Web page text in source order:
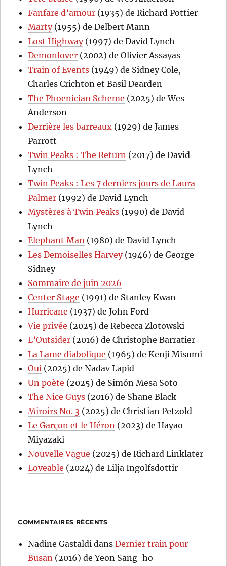
Fanfare d’amour (1935) de Richard Pottier
Marty(1955) de Delbert Mann
Lost Highway(1997) de David Lynch
Demonlover (2002) de Olivier Assayas
Train of Events (1949) de Sidney Cole,
Charles Crichton et Basil Dearden
The Phoenician Scheme (2025) de Wes
Anderson
Derrière les barreaux (1929) de James
Parrott
Twin Peaks : The Return (2017) de David
Lynch
Twin Peaks : Les 7 derniers jours de Laura
Palmer (1992) de David Lynch
Mystères à Twin Peaks (1990) de David
Lynch
Elephant Man (1980) de David Lynch
Les Demoiselles Harvey(1946) de George
Sidney
Sommaire de juin 2026
Center Stage (1991) de Stanley Kwan
Hurricane (1937) de John Ford
Vie privée (2025) de Rebecca Zlotowski
L’Outsider (2016) de Christophe Barratier
La Lame diabolique (1965) de Kenji Misumi
Oui (2025) de Nadav Lapid
Un poète (2025) de Simón Mesa Soto
The Nice Guys (2016) de Shane Black
Miroirs No. 3 (2025) de Christian Petzold
Le Garçon et le Héron (2023) de Hayao
Miyazaki
Nouvelle Vague (2025) de Richard Linklater
Loveable (2024) de Lilja Ingolfsdottir
COMMENTAIRES RÉCENTS
Nadine Gastaldi dansDernier train pour
Busan (2016) de Yeon Sang-ho